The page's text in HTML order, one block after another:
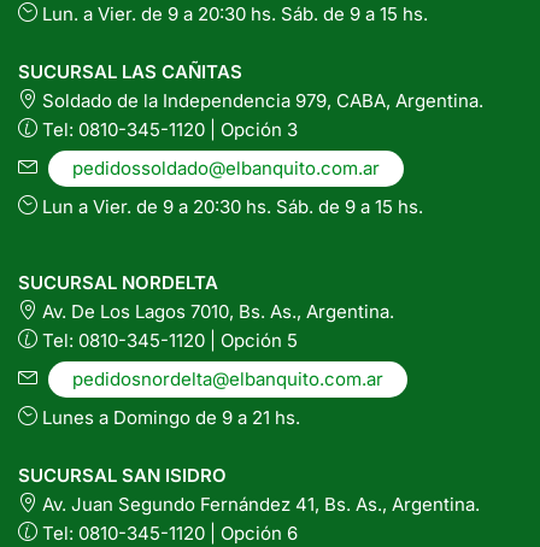
Lun. a Vier. de 9 a 20:30 hs. Sáb. de 9 a 15 hs.
SUCURSAL LAS CAÑITAS
Soldado de la Independencia 979, CABA, Argentina.
Tel: 0810-345-1120 | Opción 3
pedidossoldado@elbanquito.com.ar
Lun a Vier. de 9 a 20:30 hs. Sáb. de 9 a 15 hs.
SUCURSAL NORDELTA
Av. De Los Lagos 7010, Bs. As., Argentina.
Tel: 0810-345-1120 | Opción 5
pedidosnordelta@elbanquito.com.ar
Lunes a Domingo de 9 a 21 hs.
SUCURSAL SAN ISIDRO
Av. Juan Segundo Fernández 41, Bs. As., Argentina.
Tel: 0810-345-1120 | Opción 6